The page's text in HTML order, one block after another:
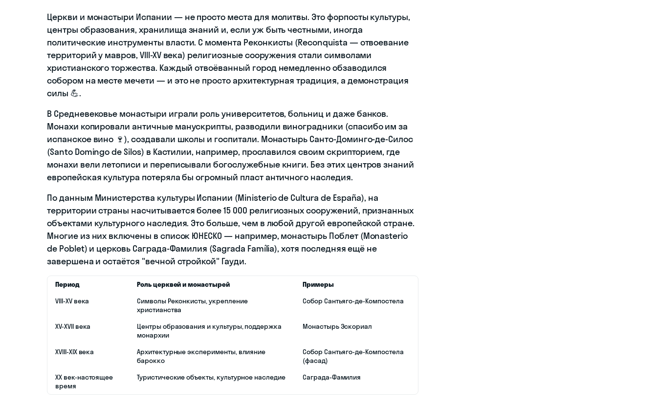
Церкви и монастыри Испании — не просто места для молитвы. Это форпосты культуры,
центры образования, хранилища знаний и, если уж быть честными, иногда
политические инструменты власти. С момента Реконкисты (Reconquista — отвоевание
территорий у мавров, VIII-XV века) религиозные сооружения стали символами
христианского торжества. Каждый отвоёванный город немедленно обзаводился
собором на месте мечети — и это не просто архитектурная традиция, а демонстрация
силы 💪.
В Средневековье монастыри играли роль университетов, больниц и даже банков.
Монахи копировали античные манускрипты, разводили виноградники (спасибо им за
испанское вино 🍷), создавали школы и госпитали. Монастырь Санто-Доминго-де-Силос
(Santo Domingo de Silos) в Кастилии, например, прославился своим скрипторием, где
монахи вели летописи и переписывали богослужебные книги. Без этих центров знаний
европейская культура потеряла бы огромный пласт античного наследия.
По данным Министерства культуры Испании (Ministerio de Cultura de España), на
территории страны насчитывается более 15 000 религиозных сооружений, признанных
объектами культурного наследия. Это больше, чем в любой другой европейской стране.
Многие из них включены в список ЮНЕСКО — например, монастырь Поблет (Monasterio
de Poblet) и церковь Саграда-Фамилия (Sagrada Família), хотя последняя ещё не
завершена и остаётся "вечной стройкой" Гауди.
Период Роль церквей и монастырей
Примеры
VIII-XV века
Символы Реконкисты, укрепление
христианства
Собор Сантьяго-де-Компостела
XV-XVII века
Центры образования и культуры, поддержка
монархии
Монастырь Эскориал
XVIII-XIX века
Архитектурные эксперименты, влияние
барокко
Собор Сантьяго-де-Компостела
(фасад)
XX век-настоящее
время
Туристические объекты, культурное наследие Саграда-Фамилия